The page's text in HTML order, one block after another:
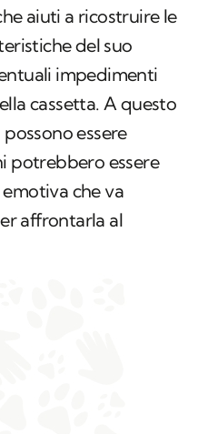
aiuti a ricostruire le
del suo
impedimenti
cassetta. A questo
essere
potrebbero essere
che va
affrontarla al